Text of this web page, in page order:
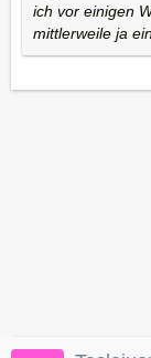
ich vor einigen
mittlerweile ja